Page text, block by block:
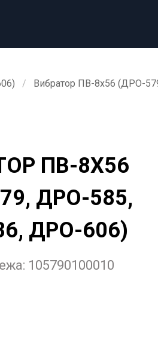
Вибратор ПВ-8х56 (ДРО-
ПВ-8Х56
ДРО-585,
ДРО-606)
105790100010